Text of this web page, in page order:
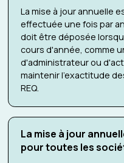
La mise à jour annuelle
effectuée une fois par
doit être déposée
cours d'année, comme
d'administrateur ou
maintenir l'exactitude
REQ.
La mise à jour
pour toutes les